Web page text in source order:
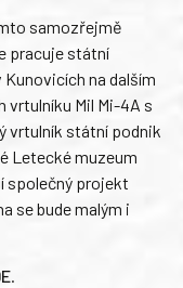
samozřejmě
pracuje státní
na dalším
Mil Mi-4A s
vrtulník státní podnik
Letecké muzeum
společný projekt
se bude malým i
.